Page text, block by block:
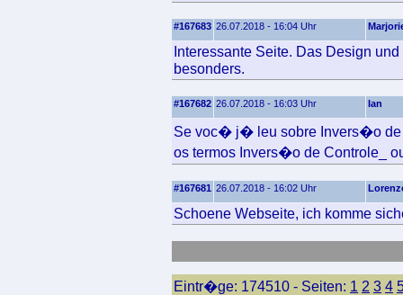
#167683 26.07.2018 - 16:04 Uhr
Interessante Seite. Das Design
besonders.
#167682 26.07.2018 - 16:03 Uhr Ian
Se voc� j� leu sobre Invers�o
os termos Invers�o de Controle_
#167681 26.07.2018 - 16:02 Uhr
Schoene Webseite, ich komme
Eintr�ge: 174510 - Seiten: 1 2 3 4